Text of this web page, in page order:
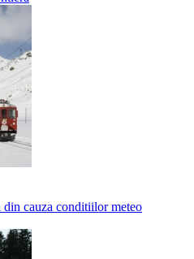
din cauza conditiilor meteo